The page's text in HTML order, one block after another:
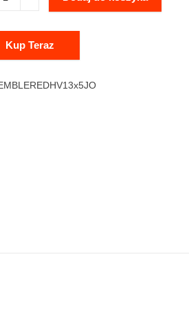
Kup Teraz